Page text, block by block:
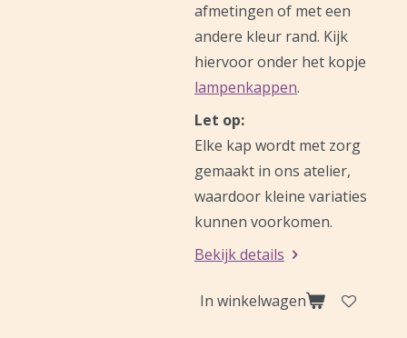
afmetingen of met een
andere kleur rand. Kijk
hiervoor onder het kopje
lampenkappen.
Let op:
Elke kap wordt met zorg
gemaakt in ons atelier,
waardoor kleine variaties
kunnen voorkomen.
Bekijk details
In winkelwagen